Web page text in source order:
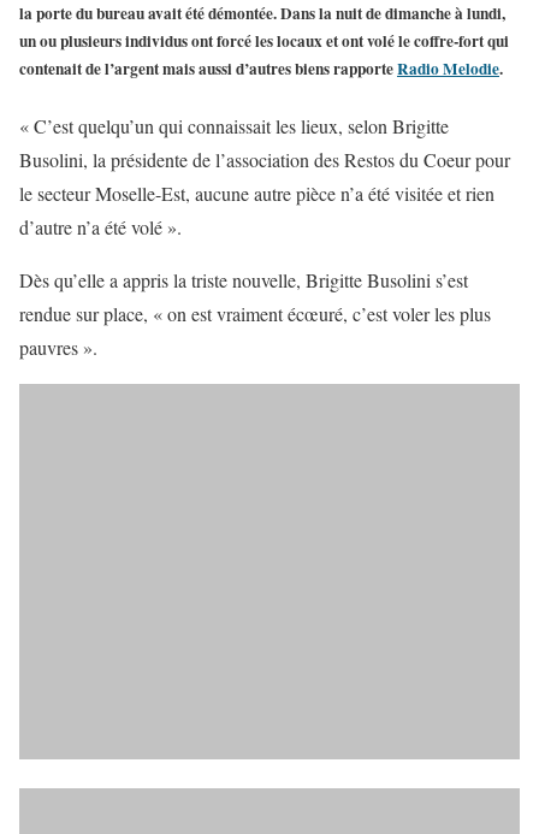
la porte du bureau avait été démontée. Dans la nuit de dimanche à lundi,
un ou plusieurs individus ont forcé les locaux et ont volé le coffre-fort qui
contenait de l’argent mais aussi d’autres biens rapporteRadio Melodie.
« C’est quelqu’un qui connaissait les lieux, selon Brigitte
Busolini, la présidente de l’association des Restos du Coeur pour
le secteur Moselle-Est, aucune autre pièce n’a été visitée et rien
d’autre n’a été volé ».
Dès qu’elle a appris la triste nouvelle, Brigitte Busolini s’est
rendue sur place, « on est vraiment écœuré, c’est voler les plus
pauvres ».